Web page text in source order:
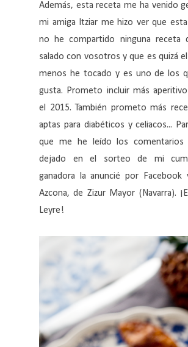
Además, esta receta me ha venido
mi amiga Itziar me hizo ver que
no he compartido ninguna receta
salado con vosotros y que es quizá
menos he tocado y es uno de los
gusta. Prometo incluir más
el 2015. También prometo más
aptas para diabéticos y celiacos...
que me he leído los comentarios
dejado en el sorteo de mi
ganadora la anuncié por Facebook
Azcona, de Zizur Mayor (Navarra).
Leyre!